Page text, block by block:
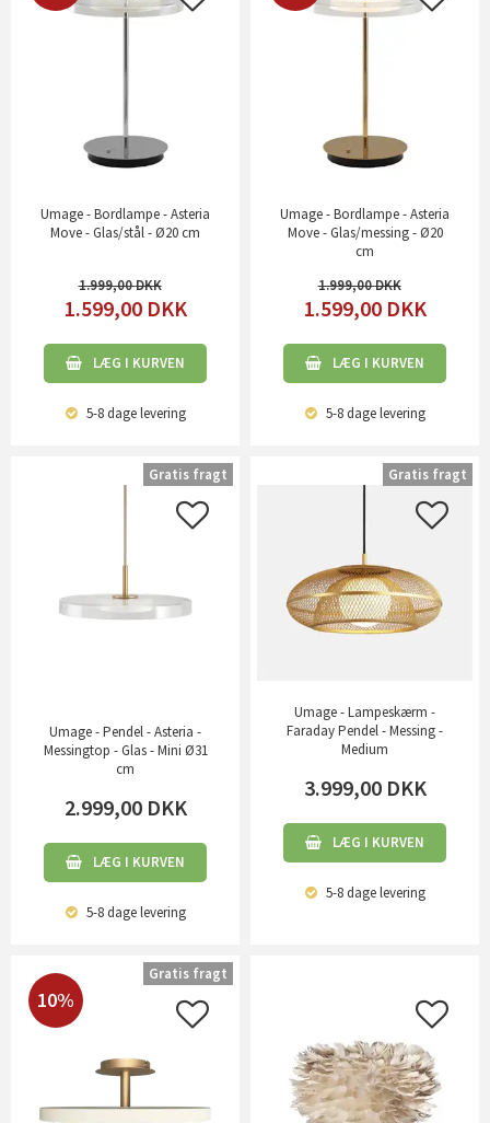
Umage - Bordlampe - Asteria
Move - Glas/stål - Ø20 cm
1.999,00
1.599,00 DKK
LÆG I KURVEN
5-8 dagelevering
Umage - Bordlampe - Asteria
Move - Glas/messing - Ø20
cm
1.999,00
1.599,00 DKK
LÆG I KURVEN
5-8 dagelevering
Umage - Pendel - Asteria -
Messingtop - Glas - Mini Ø31
cm
2.999,00 DKK
LÆG I KURVEN
5-8 dagelevering
Gratis fragt
Umage - Lampeskærm -
Faraday Pendel - Messing -
Medium
3.999,00 DKK
LÆG I KURVEN
5-8 dagelevering
Gratis fragt
10%
Gratis fragt